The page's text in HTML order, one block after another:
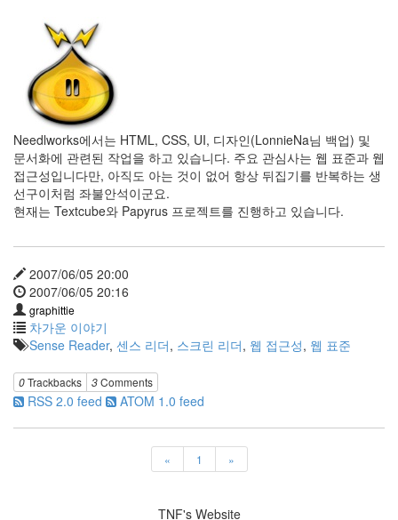
Needlworks에서는 HTML, CSS, UI, 디자인(LonnieNa님 백업) 및
문서화에 관련된 작업을 하고 있습니다. 주요 관심사는 웹 표준과 웹
접근성입니다만, 아직도 아는 것이 없어 항상 뒤집기를 반복하는 생
선구이처럼 좌불안석이군요.
현재는 Textcube와 Papyrus 프로젝트를 진행하고 있습니다.
2007/06/05 20:00
2007/06/05 20:16
graphittie
차가운 이야기
Sense Reader, 센스 리더, 스크린 리더, 웹 접근성, 웹 표준
0Trackbacks 3Comments
RSS 2.0 feed ATOM 1.0 feed
« 1 »
거
운
야
기
44
머
리
아
야
기
35
Recent
Posts
텍
TNF's Website